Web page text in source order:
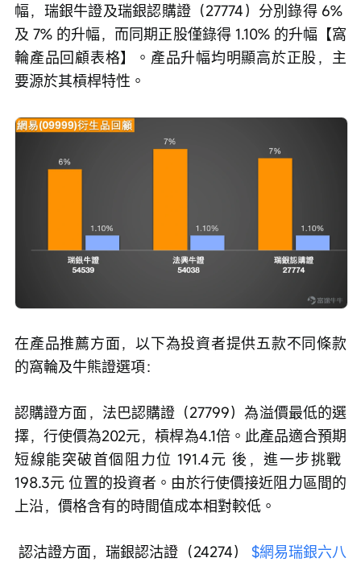
幅，瑞銀牛證及瑞銀認購證（27774）分別錄得 6%
及 7% 的升幅，而同期正股僅錄得 1.10% 的升幅【窩
輪產品回顧表格】。產品升幅均明顯高於正股，主
要源於其槓桿特性。
在產品推薦方面，以下為投資者提供五款不同條款
的窩輪及牛熊證選項：
認購證方面，法巴認購證（27799）為溢價最低的選
擇，行使價為202元，槓桿為4.1倍。此產品適合預期
短線能突破首個阻力位 191.4元 後，進一步挑戰
198.3元 位置的投資者。由於行使價接近阻力區間的
上沿，價格含有的時間值成本相對較低。
認沽證方面，瑞銀認沽證（24274） $網易瑞銀六八